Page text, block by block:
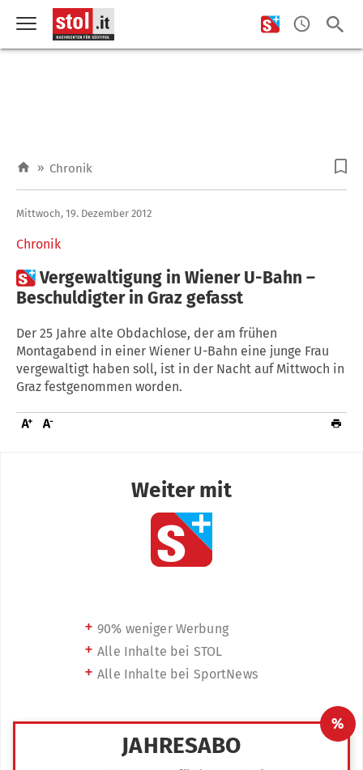
» Chronik
Chronik
Mittwoch, 19. Dezember 2012
Vergewaltigung in Wiener U-Bahn –
Beschuldigter in Graz gefasst
Der 25 Jahre alte Obdachlose, der am frühen
Montagabend in einer Wiener U-Bahn eine junge Frau
vergewaltigt haben soll, ist in der Nacht auf Mittwoch in
Graz festgenommen worden.